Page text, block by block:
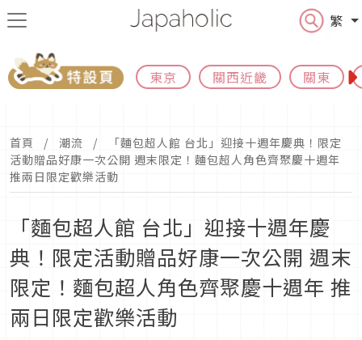
繁
東京 關西近畿 關東
首頁 潮流
「麵包超人館 台北」迎接十週年慶典！限定
活動贈品好康一次公開 週末限定！麵包超人角色齊聚慶十週年
推兩日限定歡樂活動
「麵包超人館 台北」迎接十週年慶
典！限定活動贈品好康一次公開 週末
限定！麵包超人角色齊聚慶十週年 推
兩日限定歡樂活動